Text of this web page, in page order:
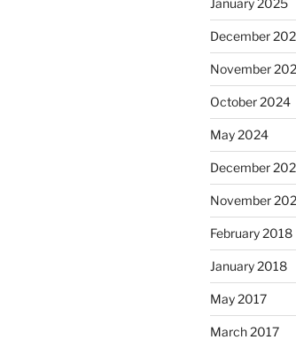
December
November
October 2024
May 2024
December
November
February 2018
January 2018
May 2017
March 2017